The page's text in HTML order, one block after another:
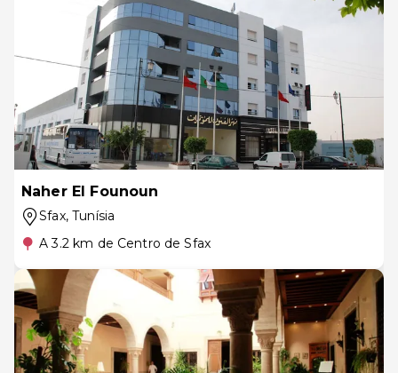
Naher El Founoun
Sfax, Tunísia
A 3.2 km de Centro de Sfax